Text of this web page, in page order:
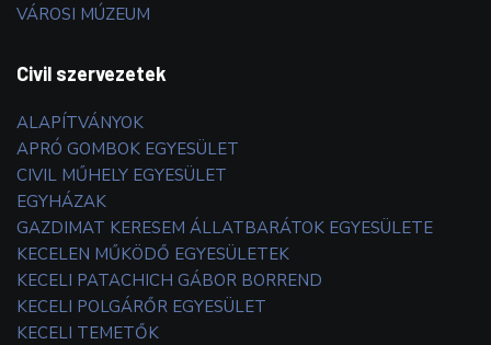
VÁROSI MÚZEUM
Civil szervezetek
ALAPÍTVÁNYOK
APRÓ GOMBOK EGYESÜLET
CIVIL MŰHELY EGYESÜLET
EGYHÁZAK
GAZDIMAT KERESEM ÁLLATBARÁTOK EGYESÜLETE
KECELEN MŰKÖDŐ EGYESÜLETEK
KECELI PATACHICH GÁBOR BORREND
KECELI POLGÁRŐR EGYESÜLET
KECELI TEMETŐK